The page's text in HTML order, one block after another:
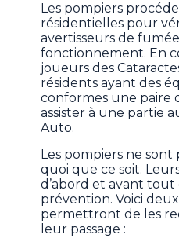
Les pompiers
résidentielles pour
avertisseurs de
fonctionnement. En
joueurs des
résidents ayant des
conformes une paire
assister à une partie
Auto.
Les pompiers ne
quoi que ce soit.
d’abord et avant tout
prévention. Voici
permettront de les
leur passage :